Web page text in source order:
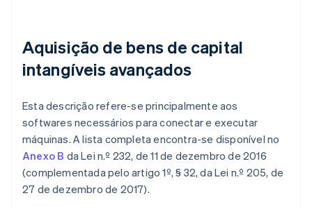
Aquisição de bens de capital
intangíveis avançados
Esta descrição refere-se principalmente aos
softwares necessários para conectar e executar
máquinas. A lista completa encontra-se disponível no
Anexo B da Lei n.º 232, de 11 de dezembro de 2016
(complementada pelo artigo 1º, § 32, da Lei n.º 205, de
27 de dezembro de 2017).